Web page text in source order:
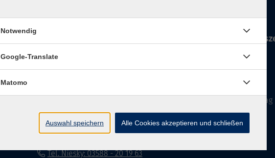
info@vhs-dle.de
Tel. Löbau: 03585 - 41 77 442
Tel. Zittau: 03585 - 41 77 448
Tel. Niesky: 03588 - 20 19 63
Donnerstag
Freitag
Notwendig
Google-Translate
Matomo
Auswahl speichern Alle Cookies akzeptieren und schließen